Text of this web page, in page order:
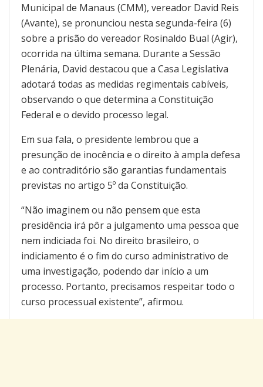
Municipal de Manaus (CMM), vereador David Reis
(Avante), se pronunciou nesta segunda-feira (6)
sobre a prisão do vereador Rosinaldo Bual (Agir),
ocorrida na última semana. Durante a Sessão
Plenária, David destacou que a Casa Legislativa
adotará todas as medidas regimentais cabíveis,
observando o que determina a Constituição
Federal e o devido processo legal.
Em sua fala, o presidente lembrou que a
presunção de inocência e o direito à ampla defesa
e ao contraditório são garantias fundamentais
previstas no artigo 5º da Constituição.
“Não imaginem ou não pensem que esta
presidência irá pôr a julgamento uma pessoa que
nem indiciada foi. No direito brasileiro, o
indiciamento é o fim do curso administrativo de
uma investigação, podendo dar início a um
processo. Portanto, precisamos respeitar todo o
curso processual existente”, afirmou.